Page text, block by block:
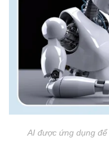
AI được ứng dụng